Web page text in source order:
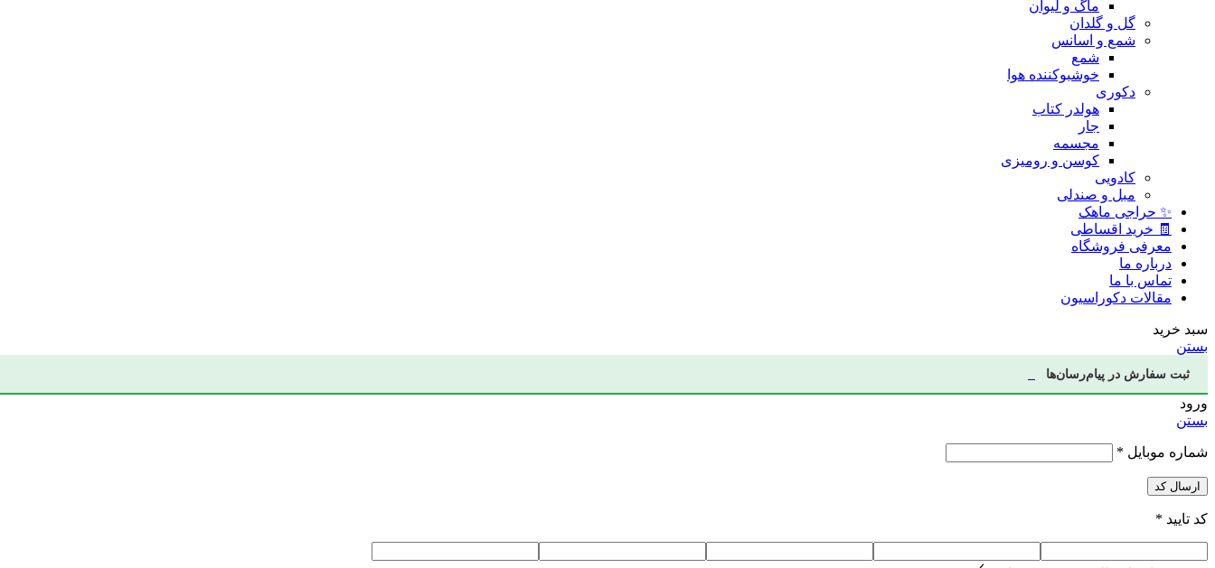
ماگ و لیوان
گل و گلدان
شمع و اسانس
شمع
خوشبوکننده هوا
دکوری
هولدر کتاب
جار
مجسمه
کوسن و رومیزی
کادویی
مبل و صندلی
✨ حراجی ماهک
🧾 خرید اقساطی
معرفی فروشگاه
درباره ما
تماس با ما
مقالات دکوراسیون
سبد خرید
بستن
ثبت سفارش در پیام‌رسان‌ها
ورود
بستن
شماره موبایل *
ارسال کد
کد تایید *